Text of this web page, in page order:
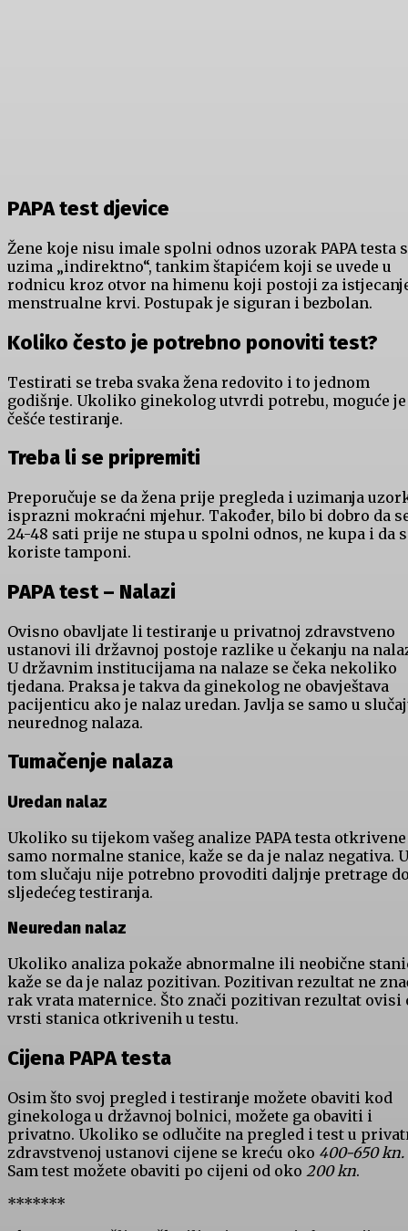
PAPA test djevice
Žene koje nisu imale spolni odnos uzorak PAPA testa
uzima „indirektno“, tankim štapićem koji se uvede u
rodnicu kroz otvor na himenu koji postoji za
menstrualne krvi. Postupak je siguran i bezbolan.
Koliko često je potrebno ponoviti test?
Testirati se treba svaka žena redovito i to jednom
godišnje. Ukoliko ginekolog utvrdi potrebu, moguće
češće testiranje.
Treba li se pripremiti
Preporučuje se da žena prije pregleda i uzimanja
isprazni mokraćni mjehur. Također, bilo bi dobro da
24-48 sati prije ne stupa u spolni odnos, ne kupa i da
koriste tamponi.
PAPA test – Nalazi
Ovisno obavljate li testiranje u privatnoj zdravstveno
ustanovi ili državnoj postoje razlike u čekanju na
U državnim institucijama na nalaze se čeka nekoliko
tjedana. Praksa je takva da ginekolog ne obavještava
pacijenticu ako je nalaz uredan. Javlja se samo u
neurednog nalaza.
Tumačenje nalaza
Uredan nalaz
Ukoliko su tijekom vašeg analize PAPA testa otkrivene
samo normalne stanice, kaže se da je nalaz negativa. U
tom slučaju nije potrebno provoditi daljnje pretrage
sljedećeg testiranja.
Neuredan nalaz
Ukoliko analiza pokaže abnormalne ili neobične
kaže se da je nalaz pozitivan. Pozitivan rezultat ne
rak vrata maternice. Što znači pozitivan rezultat ovisi
vrsti stanica otkrivenih u testu.
Cijena PAPA testa
Osim što svoj pregled i testiranje možete obaviti kod
ginekologa u državnoj bolnici, možete ga obaviti i
privatno. Ukoliko se odlučite na pregled i test u
zdravstvenoj ustanovi cijene se kreću oko 400-650 kn.
Sam test možete obaviti po cijeni od oko 200 kn.
*******